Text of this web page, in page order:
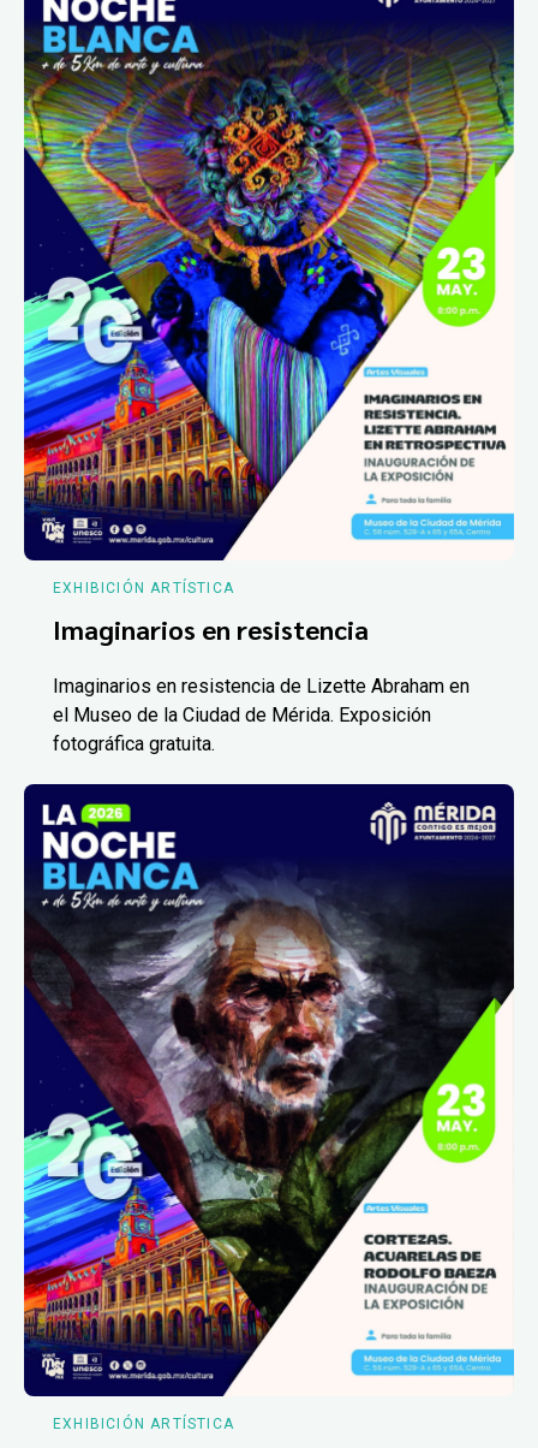
EXHIBICIÓN ARTÍSTICA
Imaginarios en resistencia
Imaginarios en resistencia de Lizette Abraham en
el Museo de la Ciudad de Mérida. Exposición
fotográfica gratuita.
EXHIBICIÓN ARTÍSTICA